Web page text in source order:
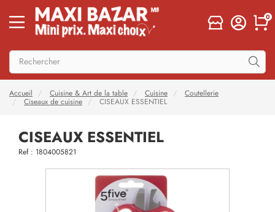
0
Accueil Cuisine & Art de la table Cuisine
Coutellerie
Ciseaux de cuisine
CISEAUX ESSENTIEL
CISEAUX ESSENTIEL
Ref : 1804005821